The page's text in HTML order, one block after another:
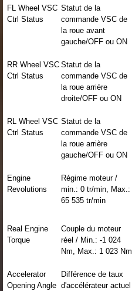
FL Wheel VSC
Ctrl Status
Statut de la
commande VSC de
la roue avant
gauche/OFF ou ON
RR Wheel VSC
Ctrl Status
Statut de la
commande VSC de
la roue arrière
droite/OFF ou ON
RL Wheel VSC
Ctrl Status
Statut de la
commande VSC de
la roue arrière
gauche/OFF ou ON
Engine
Revolutions
Régime moteur /
min.: 0 tr/min, Max.:
65 535 tr/min
Real Engine
Torque
Couple du moteur
réel / Min.: -1 024
Nm, Max.: 1 023 Nm
Accelerator
Opening Angle
Différence de taux
d'accélérateur actuel